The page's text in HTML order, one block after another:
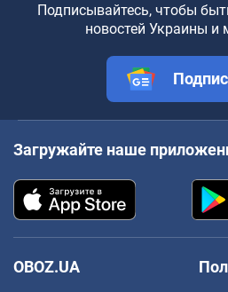
Подписывайтесь, чтобы
новостей Украины и
Загружайте наше
OBOZ.UA